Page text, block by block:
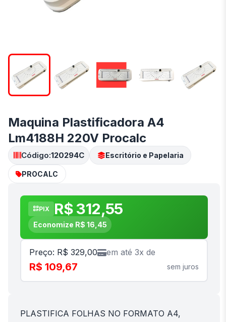
Maquina Plastificadora A4
Lm4188H 220V Procalc
Código:120294C Escritório e Papelaria
PROCALC
PIX R$ 312,55
Economize R$ 16,45
Preço: R$ 329,00 em até 3x de
R$ 109,67 sem juros
PLASTIFICA FOLHAS NO FORMATO A4,